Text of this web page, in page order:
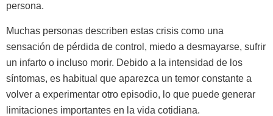
persona.
Muchas personas describen estas crisis como una
sensación de pérdida de control, miedo a desmayarse, sufrir
un infarto o incluso morir. Debido a la intensidad de los
síntomas, es habitual que aparezca un temor constante a
volver a experimentar otro episodio, lo que puede generar
limitaciones importantes en la vida cotidiana.